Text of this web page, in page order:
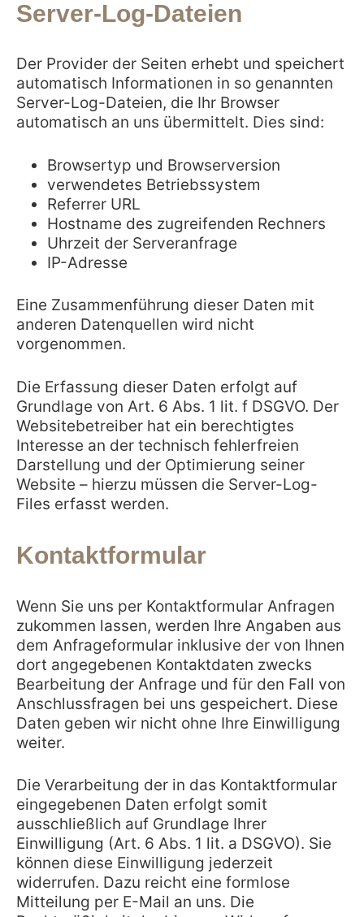
Server-Log-Dateien
Der Provider der Seiten erhebt und speichert
automatisch Informationen in so genannten
Server-Log-Dateien, die Ihr Browser
automatisch an uns übermittelt. Dies sind:
Browsertyp und Browserversion
verwendetes Betriebssystem
Referrer URL
Hostname des zugreifenden Rechners
Uhrzeit der Serveranfrage
IP-Adresse
Eine Zusammenführung dieser Daten mit
anderen Datenquellen wird nicht
vorgenommen.
Die Erfassung dieser Daten erfolgt auf
Grundlage von Art. 6 Abs. 1 lit. f DSGVO. Der
Websitebetreiber hat ein berechtigtes
Interesse an der technisch fehlerfreien
Darstellung und der Optimierung seiner
Website – hierzu müssen die Server-Log-
Files erfasst werden.
Kontaktformular
Wenn Sie uns per Kontaktformular Anfragen
zukommen lassen, werden Ihre Angaben aus
dem Anfrageformular inklusive der von Ihnen
dort angegebenen Kontaktdaten zwecks
Bearbeitung der Anfrage und für den Fall von
Anschlussfragen bei uns gespeichert. Diese
Daten geben wir nicht ohne Ihre Einwilligung
weiter.
Die Verarbeitung der in das Kontaktformular
eingegebenen Daten erfolgt somit
ausschließlich auf Grundlage Ihrer
Einwilligung (Art. 6 Abs. 1 lit. a DSGVO). Sie
können diese Einwilligung jederzeit
widerrufen. Dazu reicht eine formlose
Mitteilung per E-Mail an uns. Die